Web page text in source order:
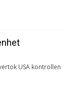
USA kontrollen